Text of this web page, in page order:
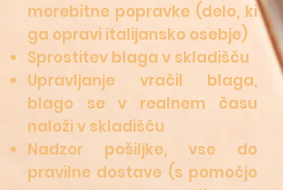
morebitne popravke (delo, ki
ga opravi italijansko osebje)
Sprostitev blaga v skladišču
Upravljanje vračil blaga,
blago se v realnem času
naloži v skladišču
Nadzor pošiljke, vse do
pravilne dostave (s pomočjo